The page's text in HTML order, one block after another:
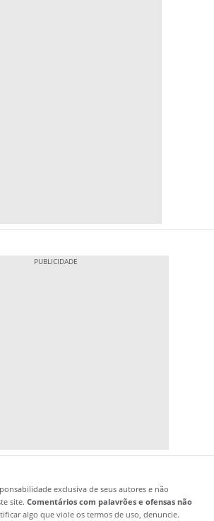
exclusiva de seus autores e não
site. Comentários com palavrões e ofensas não
algo que viole os termos de uso, denuncie.